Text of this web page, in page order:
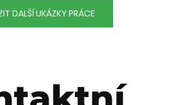
DALŠÍ UKÁZKY PRÁCE